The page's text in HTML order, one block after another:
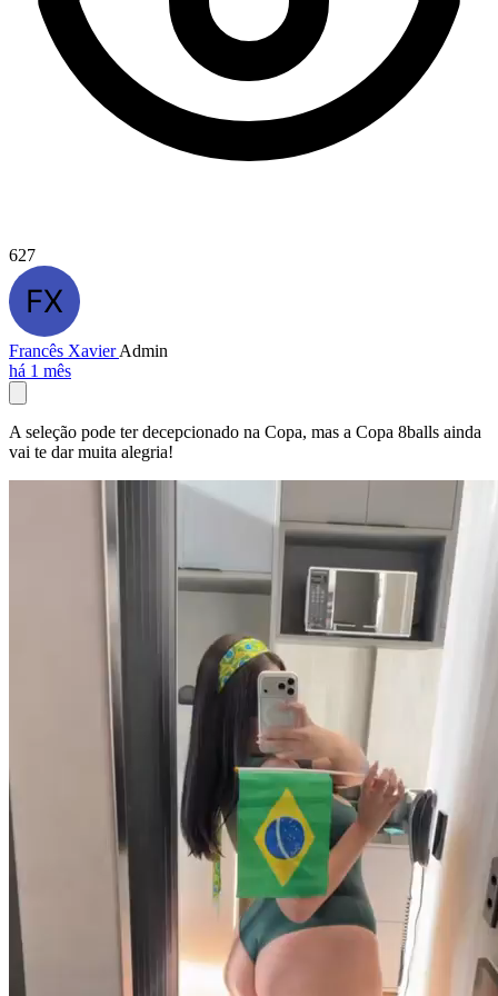
627
Francês XavierAdmin
há 1 mês
A seleção pode ter decepcionado na Copa, mas a Copa 8balls ainda
vai te dar muita alegria!